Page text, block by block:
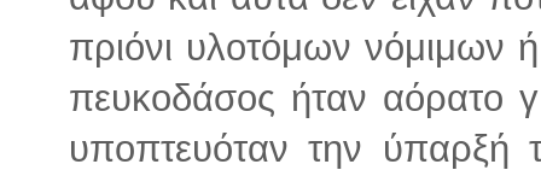
πριόνι υλοτόμων νόμιμων
πευκοδάσος ήταν αόρατο
υποπτευόταν την ύπαρξή